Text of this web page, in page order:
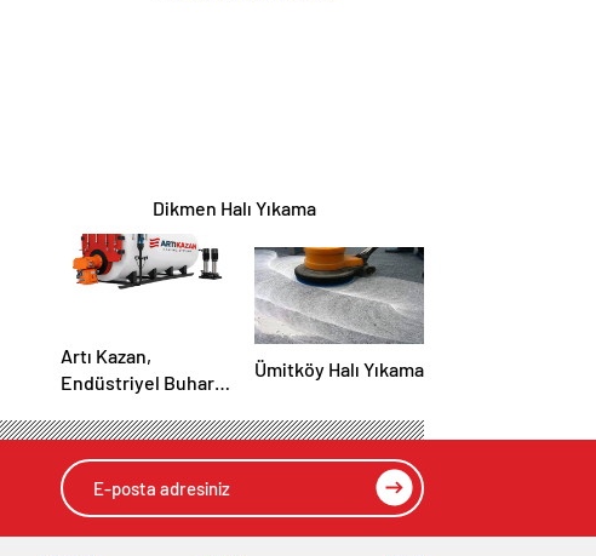
Dikmen Halı Yıkama
Artı Kazan,
Endüstriyel Buhar
Çözümleriyle
Üretim Tesislerine
Verimli Sistemler
Sunuyor
Ümitköy Halı Yıkama